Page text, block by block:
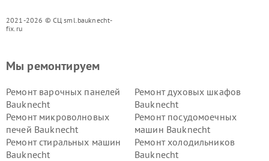
2021-2026 © СЦ sml.bauknecht-
fix.ru
Мы ремонтируем
Ремонт варочных панелей
Bauknecht
Ремонт духовых шкафов
Bauknecht
Ремонт микроволновых
печей Bauknecht
Ремонт посудомоечных
машин Bauknecht
Ремонт стиральных машин
Bauknecht
Ремонт холодильников
Bauknecht